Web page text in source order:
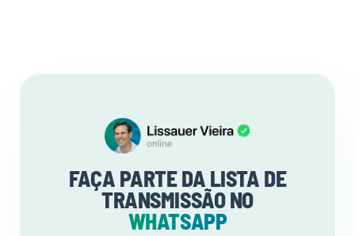
FAÇA PARTE DA LISTA DE
TRANSMISSÃO NO
WHATSAPP